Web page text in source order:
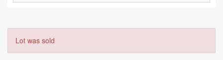
Lot was sold